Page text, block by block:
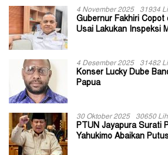
4 November 2025 31934
Gubernur Fakhiri Copot
Usai Lakukan Inspeksi
4 Desember 2025 31482
Konser Lucky Dube
Papua
30 Oktober 2025 30650
PTUN Jayapura Surati
Yahukimo Abaikan